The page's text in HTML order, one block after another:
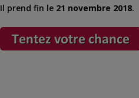
Il prend fin le 21 novembre 2018.